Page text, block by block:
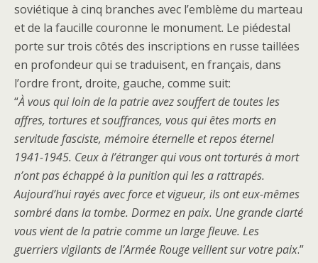
soviétique à cinq branches avec l’emblème du marteau
et de la faucille couronne le monument. Le piédestal
porte sur trois côtés des inscriptions en russe taillées
en profondeur qui se traduisent, en français, dans
l’ordre front, droite, gauche, comme suit:
“À vous qui loin de la patrie avez souffert de toutes les
affres, tortures et souffrances, vous qui êtes morts en
servitude fasciste, mémoire éternelle et repos éternel
1941-1945. Ceux à l’étranger qui vous ont torturés à mort
n’ont pas échappé à la punition qui les a rattrapés.
Aujourd’hui rayés avec force et vigueur, ils ont eux-mêmes
sombré dans la tombe. Dormez en paix. Une grande clarté
vous vient de la patrie comme un large fleuve. Les
guerriers vigilants de l’Armée Rouge veillent sur votre paix.”